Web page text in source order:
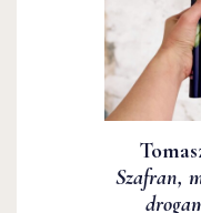
Szafran,